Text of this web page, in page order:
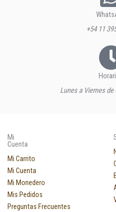
+54 11
Lunes a Viernes de
Mi
Cuenta
Mi Carrito
Mi Cuenta
Mi Monedero
Mis Pedidos
Preguntas Frecuentes